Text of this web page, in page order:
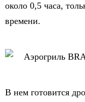
около 0,5 часа,
времени.
В нем готовится